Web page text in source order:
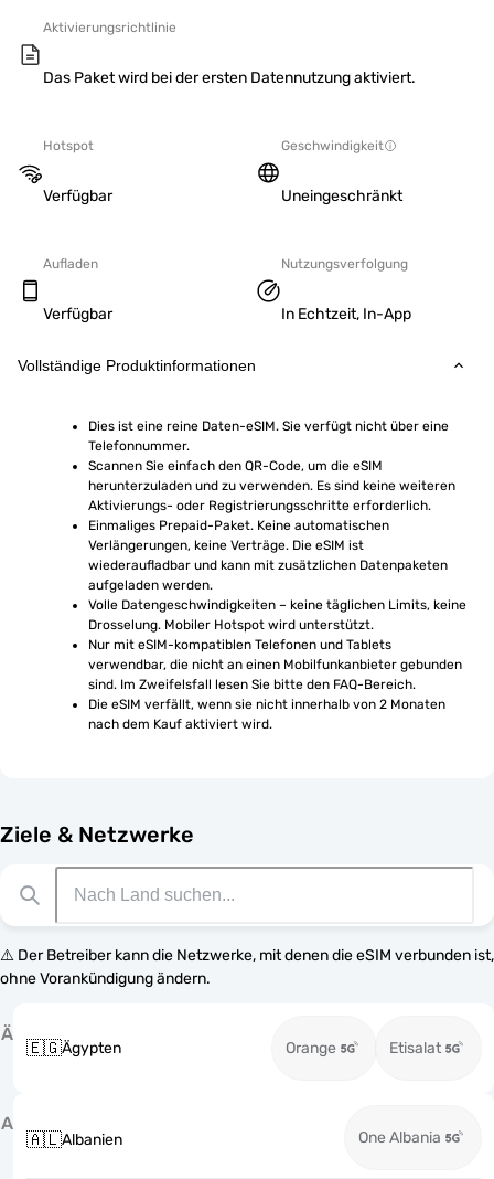
Aktivierungsrichtlinie
Das Paket wird bei der ersten Datennutzung aktiviert.
Hotspot
Verfügbar
Geschwindigkeit
Uneingeschränkt
Aufladen
Verfügbar
Nutzungsverfolgung
In Echtzeit, In-App
Vollständige Produktinformationen
Dies ist eine reine Daten-eSIM. Sie verfügt nicht über eine
Telefonnummer.
Scannen Sie einfach den QR-Code, um die eSIM
herunterzuladen und zu verwenden. Es sind keine weiteren
Aktivierungs- oder Registrierungsschritte erforderlich.
Einmaliges Prepaid-Paket. Keine automatischen
Verlängerungen, keine Verträge. Die eSIM ist
wiederaufladbar und kann mit zusätzlichen Datenpaketen
aufgeladen werden.
Volle Datengeschwindigkeiten – keine täglichen Limits, keine
Drosselung. Mobiler Hotspot wird unterstützt.
Nur mit eSIM-kompatiblen Telefonen und Tablets
verwendbar, die nicht an einen Mobilfunkanbieter gebunden
sind. Im Zweifelsfall lesen Sie bitte den FAQ-Bereich.
Die eSIM verfällt, wenn sie nicht innerhalb von 2 Monaten
nach dem Kauf aktiviert wird.
Ziele & Netzwerke
⚠️ Der Betreiber kann die Netzwerke, mit denen die eSIM verbunden ist,
ohne Vorankündigung ändern.
Ä
🇪🇬Ägypten Orange Etisalat
A
🇦🇱Albanien One Albania